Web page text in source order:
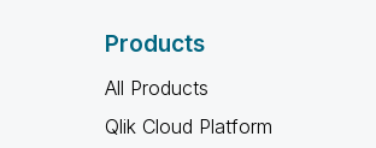
Products
All Products
Qlik Cloud Platform